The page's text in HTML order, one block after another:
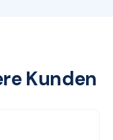
Kunden